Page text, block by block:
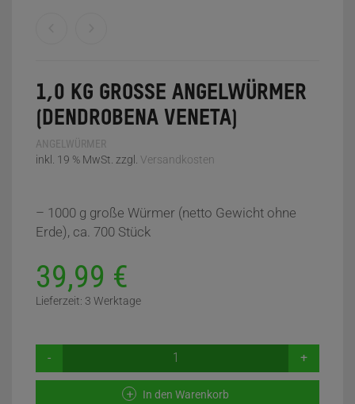
1,0 KG GROSSE ANGELWÜRMER (
DENDROBENA VENETA)
ANGELWÜRMER
inkl. 19 % MwSt. zzgl. Versandkosten
– 1000 g große Würmer (netto Gewicht ohne
Erde), ca. 700 Stück
39,99 €
Lieferzeit: 3 Werktage
GROSSE A
In den Warenkorb